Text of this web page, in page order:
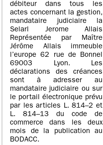
débiteur dans tous les
actes concernant la gestion,
mandataire judiciaire la
Selarl Jerome Allais
Représentée par Maître
Jérôme Allais immeuble
l’europe 62 rue de Bonnel
69003 Lyon. Les
déclarations des créances
sont à adresser au
mandataire judiciaire ou sur
le portail électronique prévu
par les articles L. 814–2 et
L. 814–13 du code de
commerce dans les deux
mois de la publication au
BODACC.